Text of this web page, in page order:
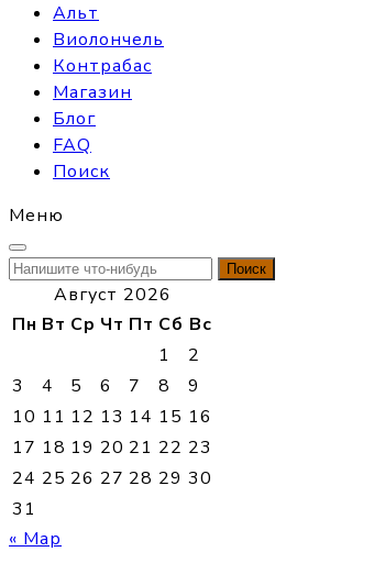
Альт
Виолончель
Контрабас
Магазин
Блог
FAQ
Поиск
Меню
Найти:
Август 2026
Пн Вт Ср Чт Пт Сб Вс
1
2
3
4 5 6 7 8
9
10 11 12 13 14 15 16
17 18 19 20 21 22 23
24 25 26 27 28 29 30
31
« Мар